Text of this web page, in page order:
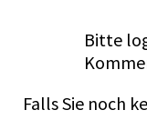
Bitte
Falls Sie noch